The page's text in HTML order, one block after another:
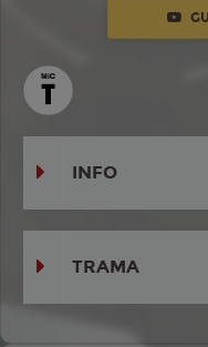
INFO
TRAMA